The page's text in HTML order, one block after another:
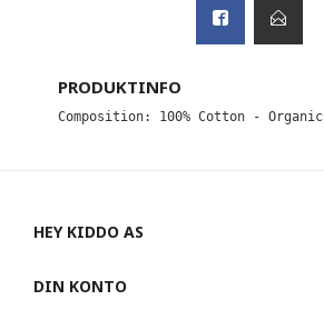
PRODUKTINFO
Composition: 100% Cotton - Organic
HEY KIDDO AS
DIN KONTO